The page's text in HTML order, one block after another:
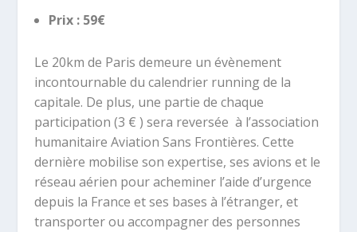
Prix : 59€
Le 20km de Paris demeure un évènement
incontournable du calendrier running de la
capitale. De plus, une partie de chaque
participation (3 € ) sera reversée à l’association
humanitaire Aviation Sans Frontières. Cette
dernière mobilise son expertise, ses avions et le
réseau aérien pour acheminer l’aide d’urgence
depuis la France et ses bases à l’étranger, et
transporter ou accompagner des personnes